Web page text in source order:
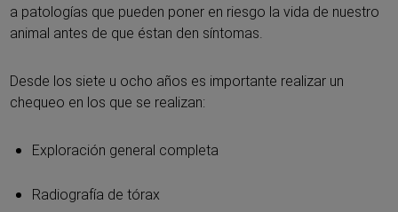
a patologías que pueden poner en riesgo la vida de nuestro
animal antes de que éstan den síntomas.
Desde los siete u ocho años es importante realizar un
chequeo en los que se realizan:
Exploración general completa
Radiografía de tórax